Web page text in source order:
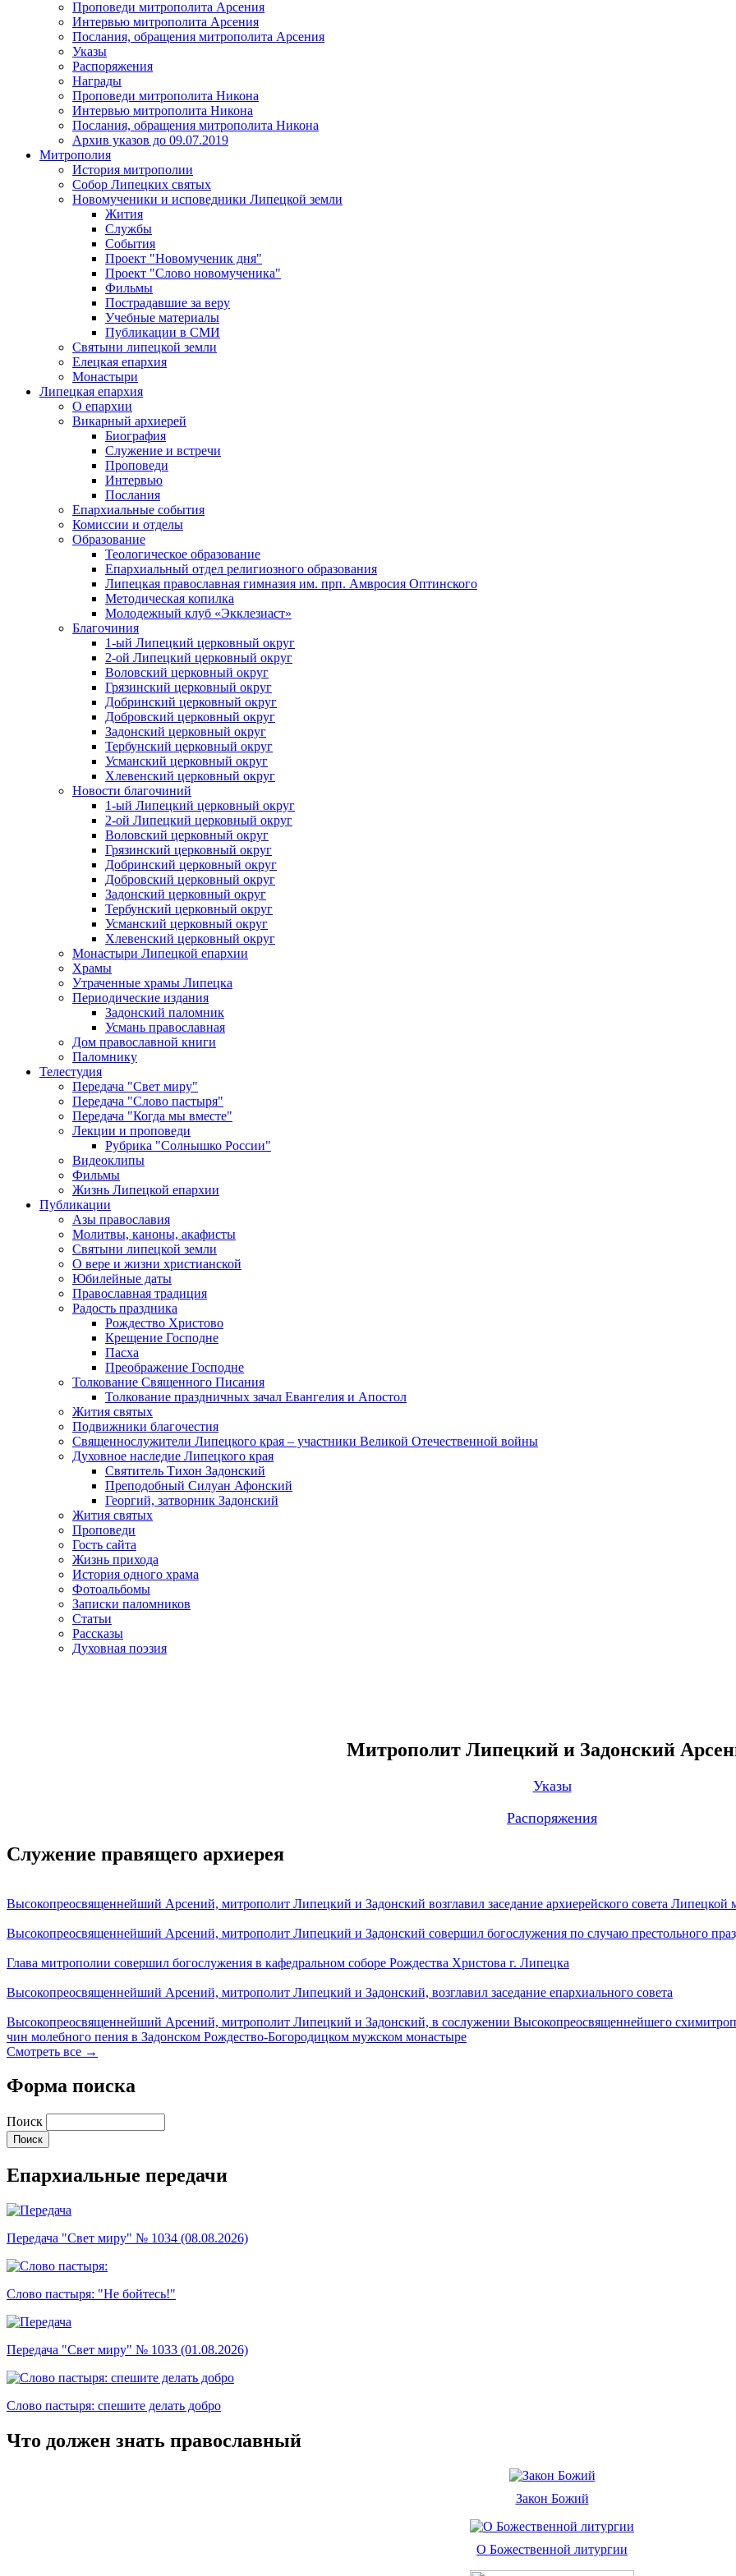
Проповеди митрополита Арсения
Интервью митрополита Арсения
Послания, обращения митрополита Арсения
Указы
Распоряжения
Награды
Проповеди митрополита Никона
Интервью митрополита Никона
Послания, обращения митрополита Никона
Архив указов до 09.07.2019
Митрополия
История митрополии
Собор Липецких святых
Новомученики и исповедники Липецкой земли
Жития
Службы
События
Проект "Новомученик дня"
Проект "Слово новомученика"
Фильмы
Пострадавшие за веру
Учебные материалы
Публикации в СМИ
Святыни липецкой земли
Елецкая епархия
Монастыри
Липецкая епархия
О епархии
Викарный архиерей
Биография
Служение и встречи
Проповеди
Интервью
Послания
Епархиальные события
Комиссии и отделы
Образование
Теологическое образование
Епархиальный отдел религиозного образования
Липецкая православная гимназия им. прп. Амвросия Оптинского
Методическая копилка
Молодежный клуб «Экклезиаст»
Благочиния
1-ый Липецкий церковный округ
2-ой Липецкий церковный округ
Воловский церковный округ
Грязинский церковный округ
Добринский церковный округ
Добровский церковный округ
Задонский церковный округ
Тербунский церковный округ
Усманский церковный округ
Хлевенский церковный округ
Новости благочиний
1-ый Липецкий церковный округ
2-ой Липецкий церковный округ
Воловский церковный округ
Грязинский церковный округ
Добринский церковный округ
Добровский церковный округ
Задонский церковный округ
Тербунский церковный округ
Усманский церковный округ
Хлевенский церковный округ
Монастыри Липецкой епархии
Храмы
Утраченные храмы Липецка
Периодические издания
Задонский паломник
Усмань православная
Дом православной книги
Паломнику
Телестудия
Передача "Свет миру"
Передача "Слово пастыря"
Передача "Когда мы вместе"
Лекции и проповеди
Рубрика "Солнышко России"
Видеоклипы
Фильмы
Жизнь Липецкой епархии
Публикации
Азы православия
Молитвы, каноны, акафисты
Святыни липецкой земли
О вере и жизни христианской
Юбилейные даты
Православная традиция
Радость праздника
Рождество Христово
Крещение Господне
Пасха
Преображение Господне
Толкование Священного Писания
Толкование праздничных зачал Евангелия и Апостол
Жития святых
Подвижники благочестия
Священнослужители Липецкого края – участники Великой Отечественной войны
Духовное наследие Липецкого края
Святитель Тихон Задонский
Преподобный Силуан Афонский
Георгий, затворник Задонский
Жития святых
Проповеди
Гость сайта
Жизнь прихода
История одного храма
Фотоальбомы
Записки паломников
Статьи
Рассказы
Духовная поэзия
Митрополит Липецкий и Задонский
Указы
Распоряжения
Служение правящего архиерея
Высокопреосвященнейший Арсений, митрополит Липецкий и Задонский возглавил заседание архиерейского совета Липецкой
Высокопреосвященнейший Арсений, митрополит Липецкий и Задонский совершил богослужения по случаю престольного
Глава митрополии совершил богослужения в кафедральном соборе Рождества Христова г. Липецка
Высокопреосвященнейший Арсений, митрополит Липецкий и Задонский, возглавил заседание епархиального совета
Высокопреосвященнейший Арсений, митрополит Липецкий и Задонский, в сослужении Высокопреосвященнейшего
чин молебного пения в Задонском Рождество-Богородицком мужском монастыре
Смотреть все →
Форма поиска
Поиск
Епархиальные передачи
Передача "Свет миру" № 1034 (08.08.2026)
Слово пастыря: "Не бойтесь!"
Передача "Свет миру" № 1033 (01.08.2026)
Слово пастыря: спешите делать добро
Что должен знать православный
Закон Божий
О Божественной литургии